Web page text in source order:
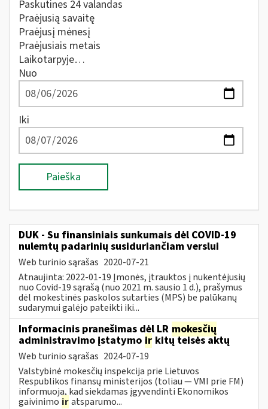
Paskutines 24 valandas
Praėjusią savaitę
Praėjusį mėnesį
Praėjusiais metais
Laikotarpyje…
Nuo
Iki
Paieška
DUK - Su finansiniais sunkumais dėl COVID-19
nulemtų padarinių susiduriančiam verslui
Web turinio sąrašas 2020-07-21
Atnaujinta: 2022-01-19 Įmonės, įtrauktos į nukentėjusių
nuo Covid-19 sąrašą (nuo 2021 m. sausio 1 d.), prašymus
dėl mokestinės paskolos sutarties (MPS) be palūkanų
sudarymui galėjo pateikti iki...
Informacinis pranešimas dėl LR mokesčių
administravimo įstatymo ir kitų teisės aktų
Web turinio sąrašas 2024-07-19
Valstybinė mokesčių inspekcija prie Lietuvos
Respublikos finansų ministerijos (toliau — VMI prie FM)
informuoja, kad siekdamas įgyvendinti Ekonomikos
gaivinimo iratsparumo...